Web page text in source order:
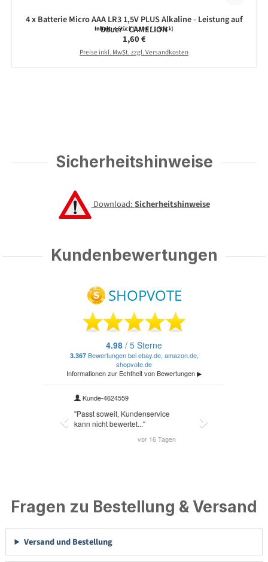
4 x Batterie Micro AAA LR3 1,5V PLUS Alkaline - Leistung auf
Dauer - CAMELION
Inhalt:4 Stück(0,40 € / 1 Stück)
Regulärer Preis:
1,60 €
Preise inkl. MwSt. zzgl. Versandkosten
Sicherheitshinweise
Download:Sicherheitshinweise
Kundenbewertungen
Fragen zu Bestellung & Versand
Versand und Bestellung